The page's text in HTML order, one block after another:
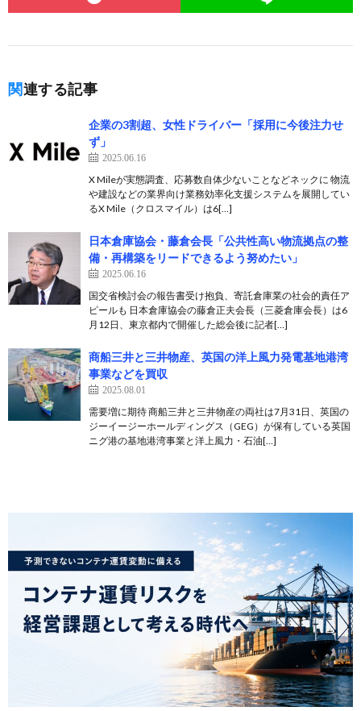
関連する記事
企業の3割超、女性ドライバー「採用に今後注力せ
ず」
2025.06.16
X Mileが実態調査、応募数自体少ないことなどネックに 物流
や建設などの業界向け業務効率化支援システムを展開してい
るX Mile（クロスマイル）は6[…]
日本倉庫協会・藤倉会長「公共性高い物流拠点の整
備・再構築をリードできるよう努めたい」
2025.06.16
国交省検討会の報告書受け抱負、寄託倉庫業の社会的責任ア
ピールも 日本倉庫協会の藤倉正夫会長（三菱倉庫会長）は6
月12日、東京都内で開催した総会後に記者[…]
商船三井と三井物産、英国の洋上風力発電基地港湾
事業などを買収
2025.08.01
需要増に期待 商船三井と三井物産の両社は7月31日、英国の
ジーイージーホールディングス（GEG）が保有している英国
ニグ港の基地港湾事業と洋上風力・石油[…]